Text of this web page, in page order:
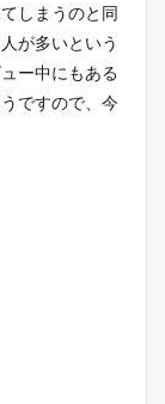
しまうのと同
が多いという
ー中にもある
ですので、今